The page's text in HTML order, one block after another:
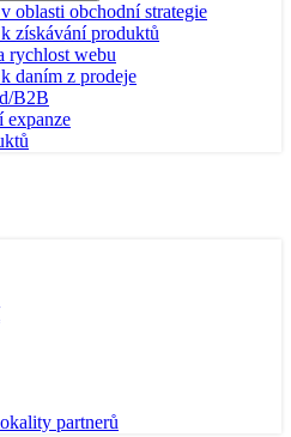
oblasti obchodní strategie
získávání produktů
rychlost webu
daním z prodeje
B2B
expanze
partnerů